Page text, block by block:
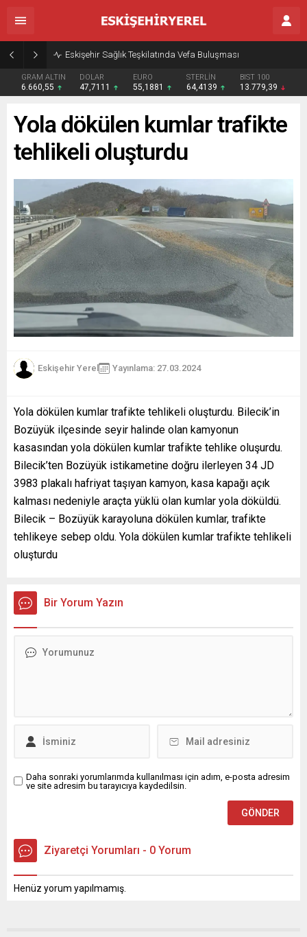
Eskişehir Sağlık Teşkilatında Vefa Buluşması
GRAM ALTIN
6.660,55
DOLAR
47,7111
EURO
55,1881
STERLİN
64,4139
BIST 100
13.779,39
Yola dökülen kumlar trafikte
tehlikeli oluşturdu
Eskişehir Yerel Yayınlama: 27.03.2024
Yola dökülen kumlar trafikte tehlikeli oluşturdu. Bilecik’in
Bozüyük ilçesinde seyir halinde olan kamyonun
kasasından yola dökülen kumlar trafikte tehlike oluşurdu.
Bilecik’ten Bozüyük istikametine doğru ilerleyen 34 JD
3983 plakalı hafriyat taşıyan kamyon, kasa kapağı açık
kalması nedeniyle araçta yüklü olan kumlar yola döküldü.
Bilecik – Bozüyük karayoluna dökülen kumlar, trafikte
tehlikeye sebep oldu. Yola dökülen kumlar trafikte tehlikeli
oluşturdu
Bir Yorum Yazın
Daha sonraki yorumlarımda kullanılması için adım, e-posta adresim
ve site adresim bu tarayıcıya kaydedilsin.
Ziyaretçi Yorumları - 0 Yorum
Henüz yorum yapılmamış.